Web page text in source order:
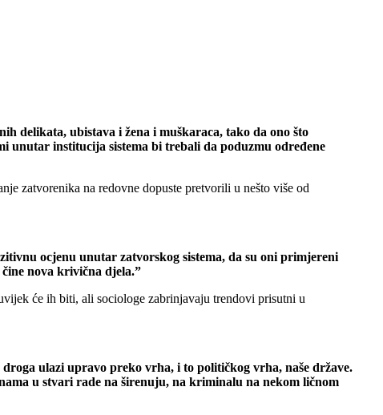
delikata, ubistava i žena i muškaraca, tako da ono što
unutar institucija sistema bi trebali da poduzmu određene
zatvorenika na redovne dopuste pretvorili u nešto više od
ocjenu unutar zatvorskog sistema, da su oni primjereni
nova krivična djela.”
će ih biti, ali sociologe zabrinjavaju trendovi prisutni u
ulazi upravo preko vrha, i to političkog vrha, naše države.
u stvari rade na širenuju, na kriminalu na nekom ličnom